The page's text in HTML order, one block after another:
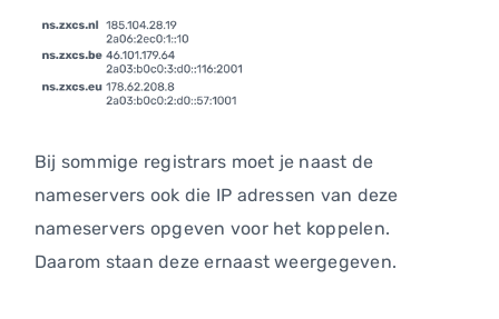
Bij sommige registrars moet je naast de
nameservers ook die IP adressen van deze
nameservers opgeven voor het koppelen.
Daarom staan deze ernaast weergegeven.